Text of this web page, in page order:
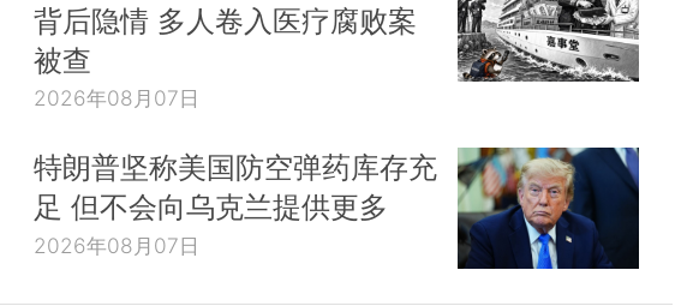
背后隐情 多人卷入医疗腐败案
被查
2026年08月07日
特朗普坚称美国防空弹药库存充
足 但不会向乌克兰提供更多
2026年08月07日